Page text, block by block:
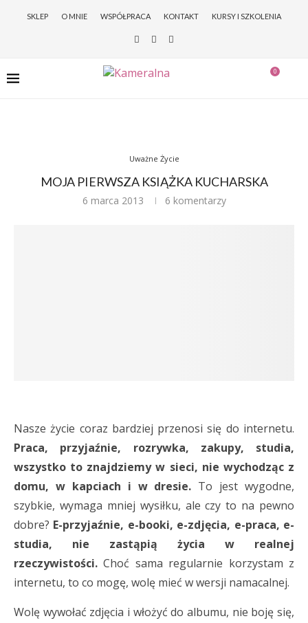
SKLEP O MNIE WSPÓŁPRACA KONTAKT KURSY I SZKOLENIA
0
Uważne Życie
MOJA PIERWSZA KSIĄŻKA KUCHARSKA
6 marca 2013 6 komentarzy
Nasze życie coraz bardziej przenosi się do internetu.
Praca, przyjaźnie, rozrywka, zakupy, studia,
wszystko to znajdziemy w sieci, nie wychodząc z
domu, w kapciach i w dresie. To jest wygodne,
szybkie, wymaga mniej wysiłku, ale czy to na pewno
dobre? E-przyjaźnie, e-booki, e-zdjęcia, e-praca, e-
studia, nie zastąpią życia w realnej
rzeczywistości. Choć sama regularnie korzystam z
internetu, to co mogę, wolę mieć w wersji namacalnej.
Wolę wywołać zdjęcia i włożyć do albumu, nie boję się,